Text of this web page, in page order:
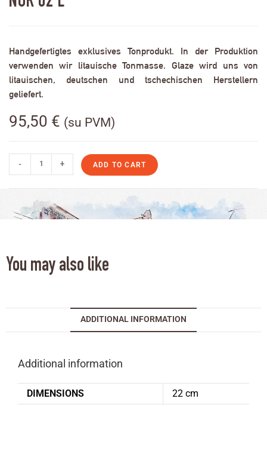
Handgefertigtes exklusives Tonprodukt. In der Produktion
verwenden wir litauische Tonmasse. Glaze wird uns von
litauischen, deutschen und tschechischen Herstellern
geliefert.
95,50 € (su PVM)
- + ADD TO CART
You may also like
ADDITIONAL INFORMATION
Additional information
DIMENSIONS 22 cm